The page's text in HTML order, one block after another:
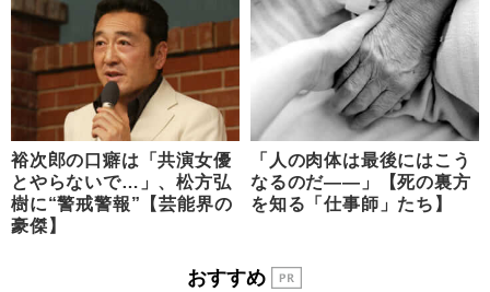
裕次郎の口癖は「共演女優
とやらないで…」、松方弘
樹に“警戒警報”【芸能界の
豪傑】
「人の肉体は最後にはこう
なるのだ――」【死の裏方
を知る「仕事師」たち】
おすすめ